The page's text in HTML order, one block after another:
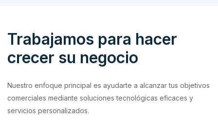
Trabajamos para hacer
crecer su negocio
Nuestro enfoque principal es ayudarte a alcanzar tus objetivos
comerciales mediante soluciones tecnológicas eficaces y
servicios personalizados.